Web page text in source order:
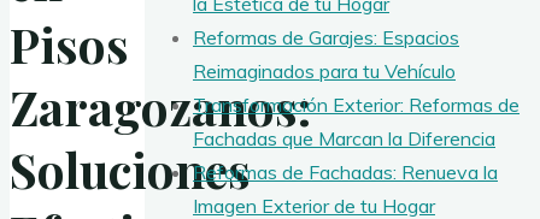
Pisos
Zaragozanos:
Soluciones
Reformas de Garajes: Espacios
Reimaginados para tu Vehículo
Transformación Exterior: Reformas de
Fachadas que Marcan la Diferencia
Reformas de Fachadas: Renueva la
Imagen Exterior de tu Hogar